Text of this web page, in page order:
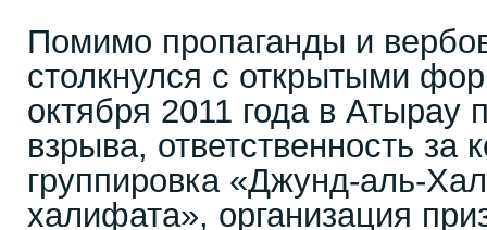
Помимо пропаганды и
столкнулся с открытыми
октября 2011 года в Атырау
взрыва, ответственность за
группировка «Джунд-аль-
халифата», организация